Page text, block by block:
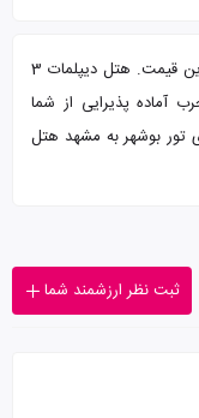
تور مشهد از بوشهر هتل دیپلمات با تضمین بهترین قیمت. هتل دیپلمات 3
آماده پذیرایی از شما
تور بوشهر به مشهد هتل
ثبت نظر ارزشمند شما